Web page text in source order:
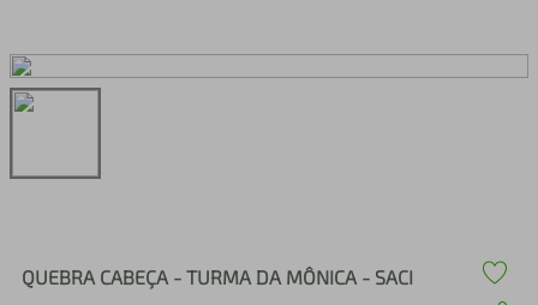
QUEBRA CABEÇA - TURMA DA MÔNICA - SACI
2º cafeteira